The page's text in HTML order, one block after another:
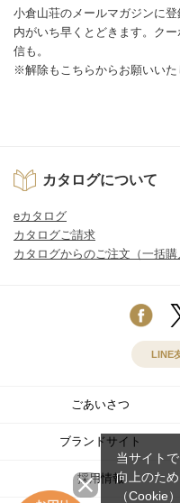
小倉山荘のメールマガジンに
内がいち早くとどきます。ク
信も。
※解除もこちらからお願いいた
カタログについて
eカタログ
カタログご請求
カタログからのご注文（一括購
LINE
ごあいさつ
ブランドサイト
採用情報
当サイト
向上のた
（Cookie